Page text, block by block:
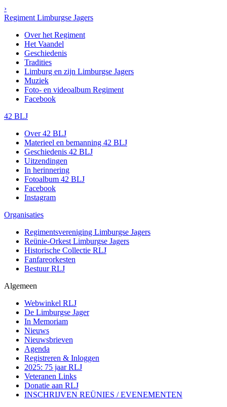
›
Regiment Limburgse Jagers
Over het Regiment
Het Vaandel
Geschiedenis
Tradities
Limburg en zijn Limburgse Jagers
Muziek
Foto- en videoalbum Regiment
Facebook
42 BLJ
Over 42 BLJ
Materieel en bemanning 42 BLJ
Geschiedenis 42 BLJ
Uitzendingen
In herinnering
Fotoalbum 42 BLJ
Facebook
Instagram
Organisaties
Regimentsvereniging Limburgse Jagers
Reünie-Orkest Limburgse Jagers
Historische Collectie RLJ
Fanfareorkesten
Bestuur RLJ
Algemeen
Webwinkel RLJ
De Limburgse Jager
In Memoriam
Nieuws
Nieuwsbrieven
Agenda
Registreren & Inloggen
2025: 75 jaar RLJ
Veteranen Links
Donatie aan RLJ
INSCHRIJVEN REÜNIES / EVENEMENTEN